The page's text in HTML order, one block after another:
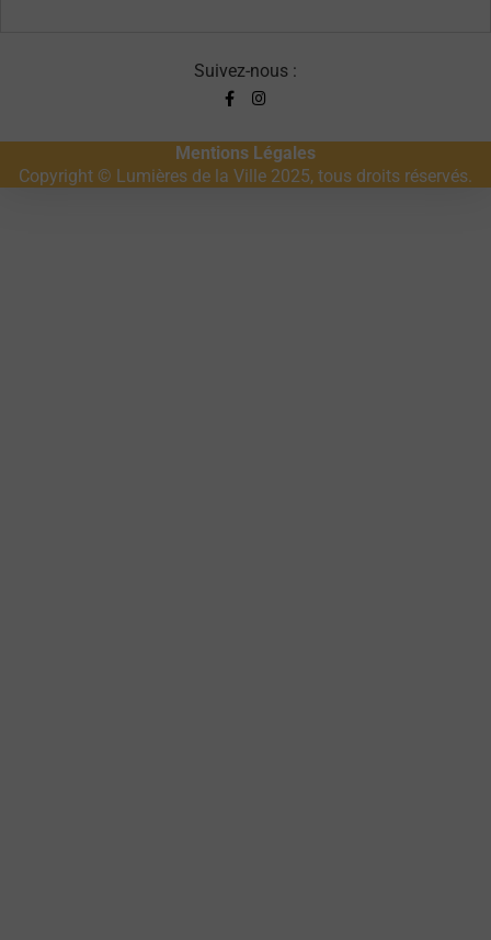
Suivez-nous :
Mentions Légales
Copyright © Lumières de la Ville 2025, tous droits réservés.